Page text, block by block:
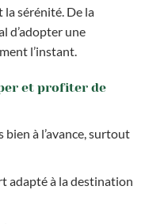
la sérénité. De la
d’adopter une
l’instant.
et profiter de
à l’avance, surtout
adapté à la destination